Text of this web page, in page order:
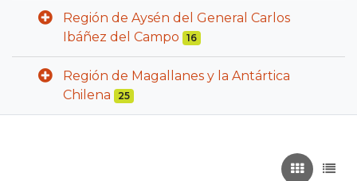
Región de Aysén del General Carlos
Ibáñez del Campo
16
Región de Magallanes y la Antártica
Chilena
25
Recuadros